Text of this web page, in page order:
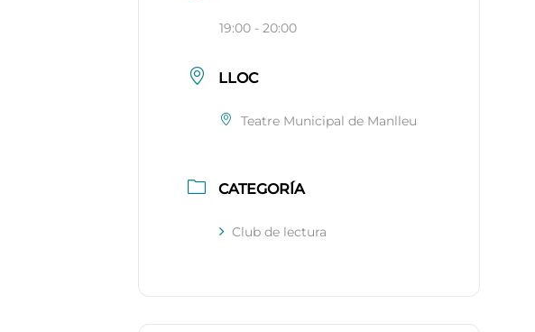
19:00 - 20:00
LLOC
Teatre Municipal de Manlleu
CATEGORÍA
Club de lectura